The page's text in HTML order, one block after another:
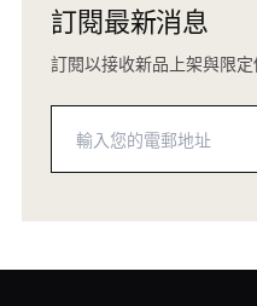
訂閱最新消息
訂閱以接收新品上架與限定